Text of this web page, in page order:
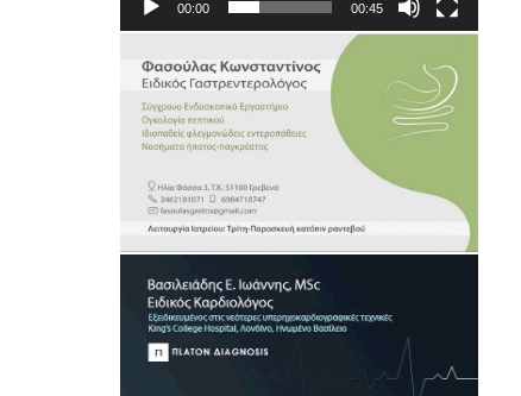
00:00 00:45